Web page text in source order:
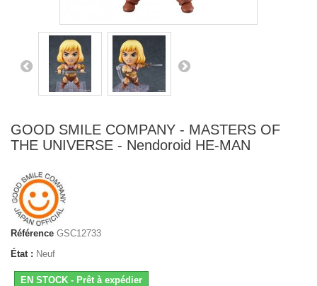
GOOD SMILE COMPANY - MASTERS OF
THE UNIVERSE - Nendoroid HE-MAN
Référence GSC12733
État : Neuf
EN STOCK - Prêt à expédier